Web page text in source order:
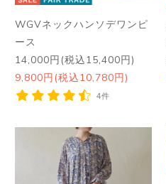
WGVネックハンソデワンピ
ース
14,000円(税込15,400円)
9,800円(税込10,780円)
4件